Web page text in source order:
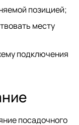
позицией;
месту
подключения
посадочного